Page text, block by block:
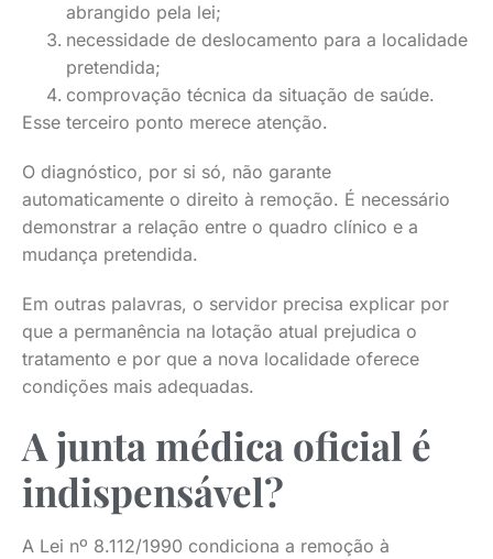
abrangido pela lei;
necessidade de deslocamento para a localidade
pretendida;
comprovação técnica da situação de saúde.
Esse terceiro ponto merece atenção.
O diagnóstico, por si só, não garante
automaticamente o direito à remoção. É necessário
demonstrar a relação entre o quadro clínico e a
mudança pretendida.
Em outras palavras, o servidor precisa explicar por
que a permanência na lotação atual prejudica o
tratamento e por que a nova localidade oferece
condições mais adequadas.
A junta médica oficial é
indispensável?
A Lei nº 8.112/1990 condiciona a remoção à